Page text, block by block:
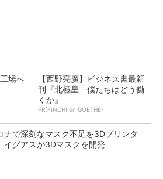
場へ
【西野亮廣】ビジネス書最新
刊『北極星 僕たちはどう働
くか』
PR(FINCHI on GOETHE)
ナで深刻なマスク不足を3Dプリンタ
イグアスが3Dマスクを開発